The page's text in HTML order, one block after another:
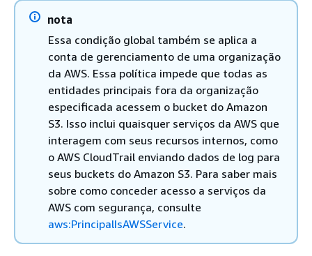
nota
Essa condição global também se aplica a
conta de gerenciamento de uma organização
da AWS. Essa política impede que todas as
entidades principais fora da organização
especificada acessem o bucket do Amazon
S3. Isso inclui quaisquer serviços da AWS que
interagem com seus recursos internos, como
o AWS CloudTrail enviando dados de log para
seus buckets do Amazon S3. Para saber mais
sobre como conceder acesso a serviços da
AWS com segurança, consulte
aws:PrincipalIsAWSService.